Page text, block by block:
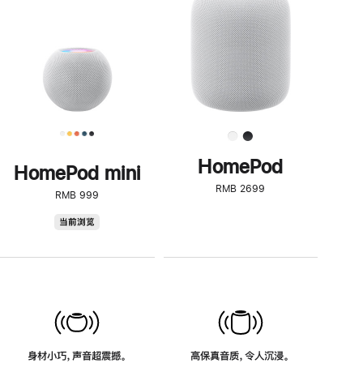
HomePod mini
RMB 999
当前浏览
身材小巧，声音超震撼。
了
解
HomePod<
HomePod
RMB 2699
高保真音质，令人沉浸。